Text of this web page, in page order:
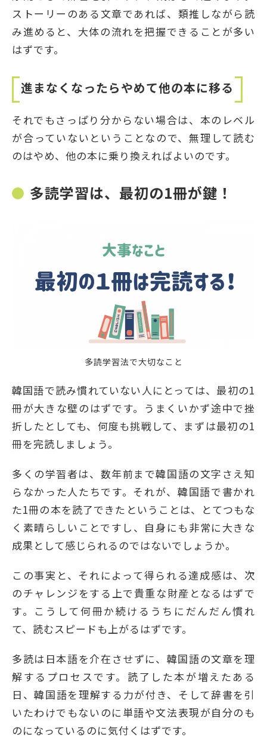
ストーリーのある文章であれば、類推しながら読
み進めると、大体の流れを把握できることが多い
はずです。
進まなくなったらやめて他の本に移る
それでもさっぱり分からない場合は、本のレベル
が合っていないということなので、無理して読む
のはやめ、他の本に乗り換えればよいのです。
多読学習は、最初の1冊が鍵！
多読学習法で大切なこと
韓国語で読み慣れていない人にとっては、最初の1
冊が大きな壁のはずです。うまくいかず途中で挫
折したとしても、何度も挑戦して、まずは最初の1
冊を完読しましょう。
多くの学習者は、数年前まで韓国語の文字さえ知
らなかった人たちです。それが、韓国語で書かれ
た1冊の本を読了できたということは、とてつもな
く素晴らしいことですし、自身にも非常に大きな
成果として感じられるのではないでしょうか。
この事実と、それによって得られる達成感は、次
のチャレンジをする上で貴重な財産となるはずで
す。こうして何冊か続けるうちにだんだん慣れ
て、読むスピードも上がるはずです。
多読は日本語を介在させずに、韓国語の文章を理
解するプロセスです。読了した本が増えたある
日、韓国語を理解する力が付き、そして辞書を引
いたわけでもないのに単語や文法表現が自分のも
のになっているのに気付くはずです。